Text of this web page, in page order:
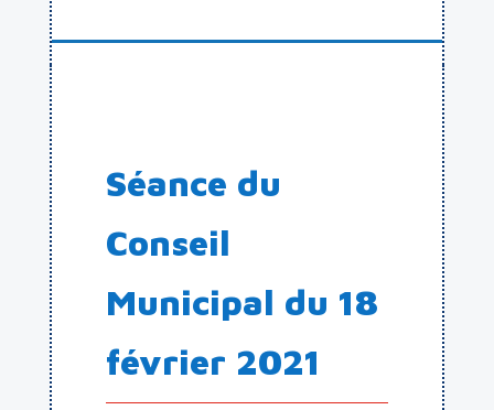
Séance du
Conseil
Municipal du 18
février 2021